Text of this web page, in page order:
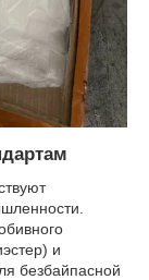
и
безбайпасной